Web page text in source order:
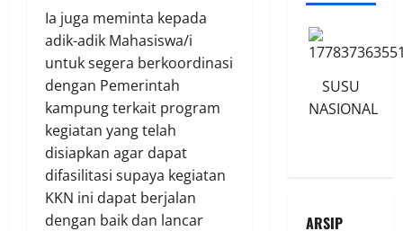
Ia juga meminta kepada
adik-adik Mahasiswa/i
untuk segera berkoordinasi
dengan Pemerintah
kampung terkait program
kegiatan yang telah
disiapkan agar dapat
difasilitasi supaya kegiatan
KKN ini dapat berjalan
dengan baik dan lancar
SUSU
NASIONAL
ARSIP